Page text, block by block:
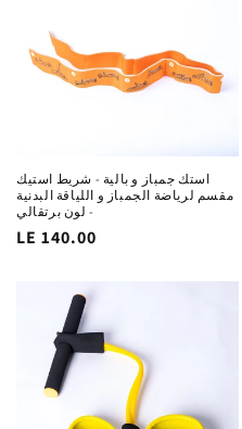
استك جمباز و بالية - شريط استيك
مقسم لرياضة الجمباز و اللياقة البدنية
- لون برتقالي
السغر
LE 140.00